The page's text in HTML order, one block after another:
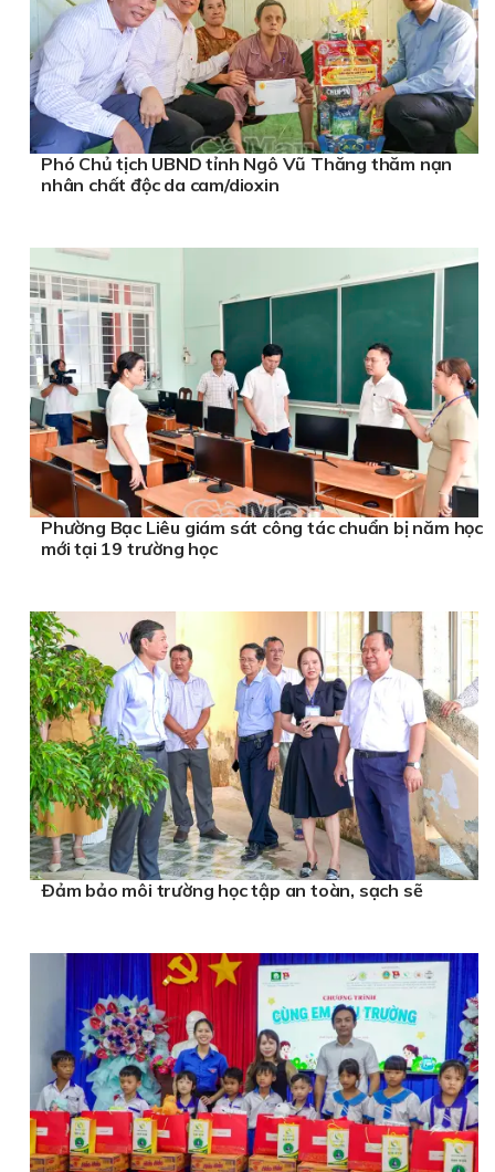
Phó Chủ tịch UBND tỉnh Ngô Vũ Thăng thăm nạn
nhân chất độc da cam/dioxin
Phường Bạc Liêu giám sát công tác chuẩn bị năm học
mới tại 19 trường học
Ðảm bảo môi trường học tập an toàn, sạch sẽ